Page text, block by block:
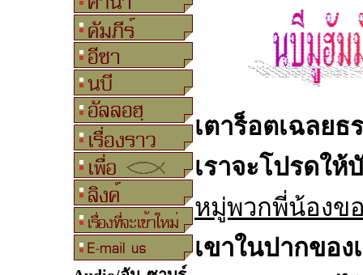
เตาร็อตเฉลย
เราจะโปรดให้
หมู่พวกพี่น้องข
เขาในปากของ